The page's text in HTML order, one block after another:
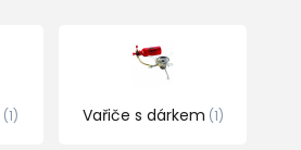
1 Vařiče s dárkem 1